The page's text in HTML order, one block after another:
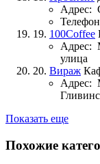
Адрес:
19. 100Coffee
Адрес:
улица
20. Вираж
Адрес:
Показать еще
Похожие